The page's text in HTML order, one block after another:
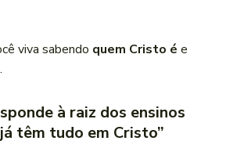
viva sabendo quem Cristo é e
.
à raiz dos ensinos
têm tudo em Cristo”